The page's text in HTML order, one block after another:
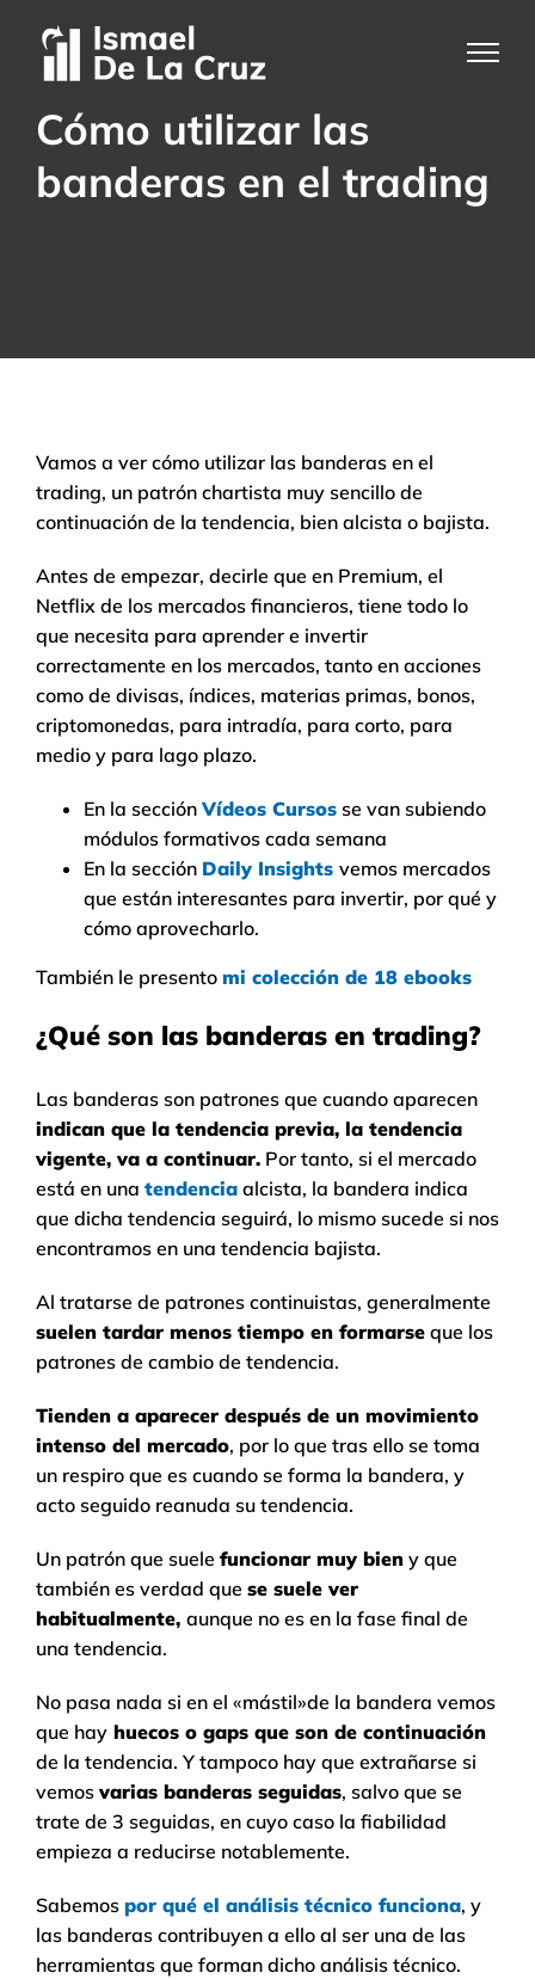
Cómo utilizar las
banderas en el trading
Vamos a ver cómo utilizar las banderas en el
trading, un patrón chartista muy sencillo de
continuación de la tendencia, bien alcista o bajista.
Antes de empezar, decirle que en Premium, el
Netflix de los mercados financieros, tiene todo lo
que necesita para aprender e invertir
correctamente en los mercados, tanto en acciones
como de divisas, índices, materias primas, bonos,
criptomonedas, para intradía, para corto, para
medio y para lago plazo.
En la sección Vídeos Cursos se van subiendo
módulos formativos cada semana
En la sección Daily Insights vemos mercados
que están interesantes para invertir, por qué y
cómo aprovecharlo.
También le presento mi colección de 18 ebooks
¿Qué son las banderas en trading?
Las banderas son patrones que cuando aparecen
indican que la tendencia previa, la tendencia
vigente, va a continuar. Por tanto, si el mercado
está en una tendencia alcista, la bandera indica
que dicha tendencia seguirá, lo mismo sucede si nos
encontramos en una tendencia bajista.
Al tratarse de patrones continuistas, generalmente
suelen tardar menos tiempo en formarse que los
patrones de cambio de tendencia.
Tienden a aparecer después de un movimiento
intenso del mercado, por lo que tras ello se toma
un respiro que es cuando se forma la bandera, y
acto seguido reanuda su tendencia.
Un patrón que suele funcionar muy bien y que
también es verdad que se suele ver
habitualmente, aunque no es en la fase final de
una tendencia.
No pasa nada si en el «mástil»de la bandera vemos
que hay huecos o gaps que son de continuación
de la tendencia. Y tampoco hay que extrañarse si
vemos varias banderas seguidas, salvo que se
trate de 3 seguidas, en cuyo caso la fiabilidad
empieza a reducirse notablemente.
Sabemos por qué el análisis técnico funciona, y
las banderas contribuyen a ello al ser una de las
herramientas que forman dicho análisis técnico.